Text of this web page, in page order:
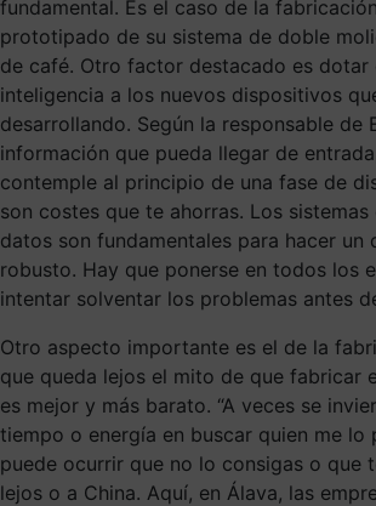
fundamental. Es el caso de la
prototipado de su sistema de doble
de café. Otro factor destacado es
inteligencia a los nuevos dispositivos
desarrollando. Según la responsable de
información que pueda llegar de
contemple al principio de una fase de
son costes que te ahorras. Los
datos son fundamentales para hacer un
robusto. Hay que ponerse en todos los
intentar solventar los problemas antes
Otro aspecto importante es el de la
que queda lejos el mito de que fabricar
es mejor y más barato. “A veces se
tiempo o energía en buscar quien me lo
puede ocurrir que no lo consigas o que
lejos o a China. Aquí, en Álava, las